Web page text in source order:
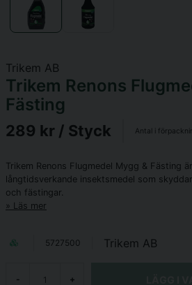
Trikem AB
Trikem Renons
Fästing
289 kr / Styck Antal i
Trikem Renons Flugmedel Mygg & Fästing
långtidsverkande insektsmedel som
och fästingar.
Läs mer
5727500 Trikem AB
- +